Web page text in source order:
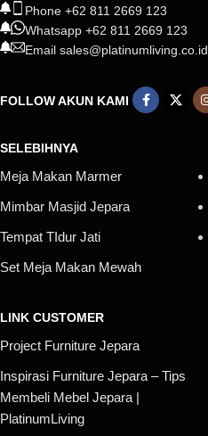
Phone +62 811 2669 123
Whatsapp +62 811 2669 123
Email sales@platinumliving.co.id
FOLLOW AKUN KAMI
SELEBIHNYA
Meja Makan Marmer
Mimbar Masjid Jepara
Tempat TIdur Jati
Set Meja Makan Mewah
LINK CUSTOMER
Project Furniture Jepara
Inspirasi Furniture Jepara – Tips
Membeli Mebel Jepara |
PlatinumLiving